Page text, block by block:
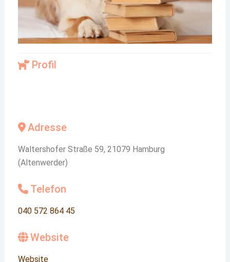
Profil
Adresse
Waltershofer Straße 59, 21079 Hamburg
(Altenwerder)
Telefon
040 572 864 45
Website
Website